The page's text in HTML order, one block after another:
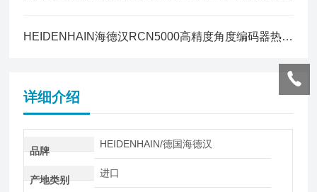
HEIDENHAIN海德汉RCN5000高精度角度编码器热膨胀补偿方案全解
详细介绍
品牌
HEIDENHAIN/德国海德汉
产地类别
进口